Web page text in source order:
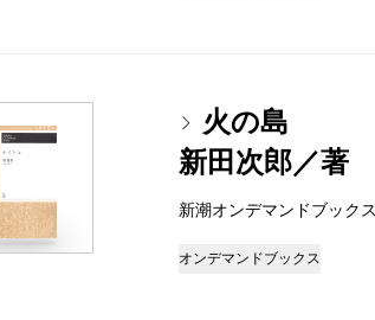
火の島
新田次郎／著
新潮オンデマンドブッ
オンデマンドブックス